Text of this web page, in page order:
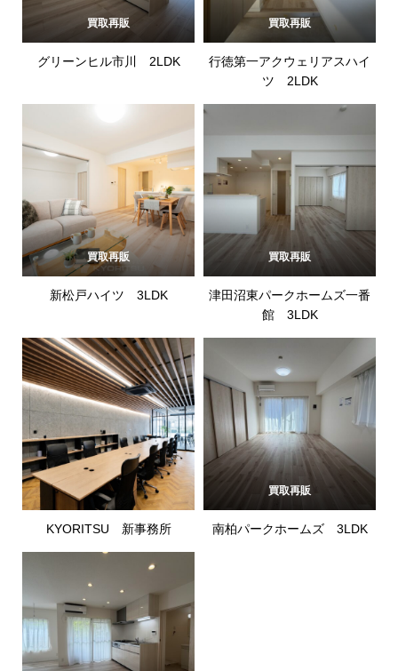
買取再販
グリーンヒル市川 2LDK
買取再販
行徳第一アクウェリアスハイ
ツ 2LDK
買取再販
新松戸ハイツ 3LDK
買取再販
津田沼東パークホームズ一番
館 3LDK
KYORITSU 新事務所
買取再販
南柏パークホームズ 3LDK